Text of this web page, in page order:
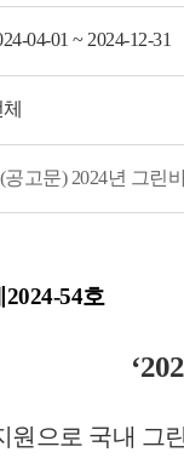
04-01 ~ 2024-12-31
고문) 2024년 그린
2024-54호
원으로 국내 그